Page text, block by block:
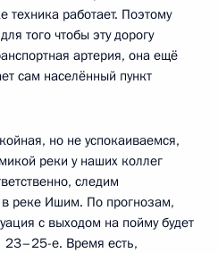
работает. Поэтому
того чтобы эту дорогу
артерия, она ещё
сам населённый пункт
но не успокаиваемся,
реки у наших коллег
следим
реке Ишим. По прогнозам,
с выходом на пойму будет
23–25-е. Время есть,